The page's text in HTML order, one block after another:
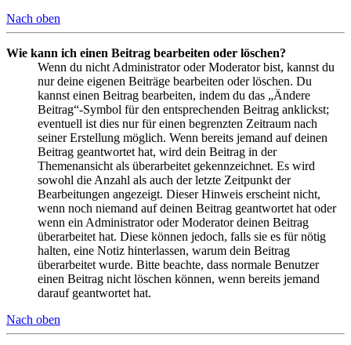
Nach oben
Wie kann ich einen Beitrag bearbeiten oder löschen?
Wenn du nicht Administrator oder Moderator bist, kannst du
nur deine eigenen Beiträge bearbeiten oder löschen. Du
kannst einen Beitrag bearbeiten, indem du das „Ändere
Beitrag“-Symbol für den entsprechenden Beitrag anklickst;
eventuell ist dies nur für einen begrenzten Zeitraum nach
seiner Erstellung möglich. Wenn bereits jemand auf deinen
Beitrag geantwortet hat, wird dein Beitrag in der
Themenansicht als überarbeitet gekennzeichnet. Es wird
sowohl die Anzahl als auch der letzte Zeitpunkt der
Bearbeitungen angezeigt. Dieser Hinweis erscheint nicht,
wenn noch niemand auf deinen Beitrag geantwortet hat oder
wenn ein Administrator oder Moderator deinen Beitrag
überarbeitet hat. Diese können jedoch, falls sie es für nötig
halten, eine Notiz hinterlassen, warum dein Beitrag
überarbeitet wurde. Bitte beachte, dass normale Benutzer
einen Beitrag nicht löschen können, wenn bereits jemand
darauf geantwortet hat.
Nach oben